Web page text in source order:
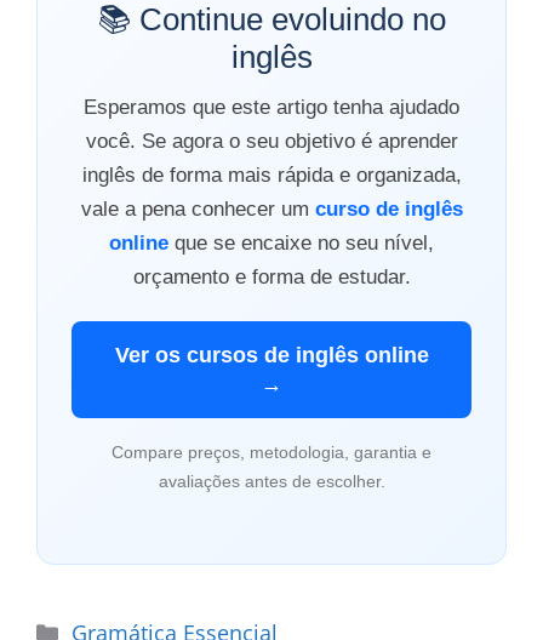
📚 Continue evoluindo no
inglês
Esperamos que este artigo tenha ajudado
você. Se agora o seu objetivo é aprender
inglês de forma mais rápida e organizada,
vale a pena conhecer um curso de inglês
online que se encaixe no seu nível,
orçamento e forma de estudar.
Ver os cursos de inglês online
→
Compare preços, metodologia, garantia e
avaliações antes de escolher.
Categorias
Gramática Essencial